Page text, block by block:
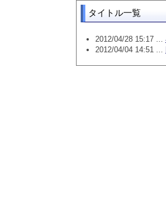
タイトル一覧
2012/04/28 15:17 ...
2012/04/04 14:51 ...